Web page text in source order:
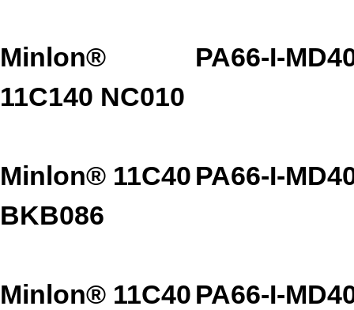
Minlon®
11C140 NC010
PA66-I-
Minlon® 11C40
BKB086
PA66-I-
Minlon® 11C40 PA66-I-